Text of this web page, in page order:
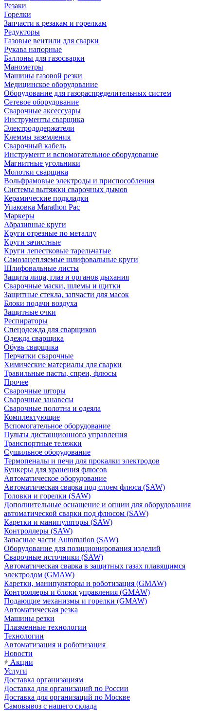
Резаки
Горелки
Запчасти к резакам и горелкам
Редукторы
Газовые вентили для сварки
Рукава напорные
Баллоны для газосварки
Манометры
Машины газовой резки
Медицинское оборудование
Оборудование для газораспределительных систем
Сетевое оборудование
Сварочные аксессуары
Инструменты сварщика
Электрододержатели
Клеммы заземления
Сварочный кабель
Инструмент и вспомогательное оборудование
Магнитные угольники
Молотки сварщика
Вольфрамовые электроды и приспособления
Системы вытяжки сварочных дымов
Керамические подкладки
Упаковка Marathon Pac
Маркеры
Абразивные круги
Круги отрезные по металлу
Круги зачистные
Круги лепестковые тарельчатые
Самозацепляемые шлифовальные круги
Шлифовальные листы
Защита лица, глаз и органов дыхания
Сварочные маски, шлемы и щитки
Защитные стекла, запчасти для масок
Блоки подачи воздуха
Защитные очки
Респираторы
Спецодежда для сварщиков
Одежда сварщика
Обувь сварщика
Перчатки сварочные
Химические материалы для сварки
Травильные пасты, спреи, флюсы
Прочее
Сварочные шторы
Сварочные занавесы
Сварочные полотна и одеяла
Комплектующие
Вспомогательное оборудование
Пульты дистанционного управления
Транспортные тележки
Сушильное оборудование
Термопеналы и печи для прокалки электродов
Бункеры для хранения флюсов
Автоматическое оборудование
Автоматическая сварка под слоем флюса (SAW)
Головки и горелки (SAW)
Дополнительные оснащение и опции для оборудования
автоматической сварки под флюсом (SAW)
Каретки и манипуляторы (SAW)
Контроллеры (SAW)
Запасные части Automation (SAW)
Оборудование для позиционирования изделий
Сварочные источники (SAW)
Автоматическая сварка в защитных газах плавящимся
электродом (GMAW)
Каретки, манипуляторы и роботизация (GMAW)
Контроллеры и блоки управления (GMAW)
Подающие механизмы и горелки (GMAW)
Автоматическая резка
Машины резки
Плазменные технологии
Технологии
Автоматизация и роботизация
Новости
Акции
Услуги
Доставка организациям
Доставка для организаций по России
Доставка для организаций по Москве
Самовывоз с нашего склада